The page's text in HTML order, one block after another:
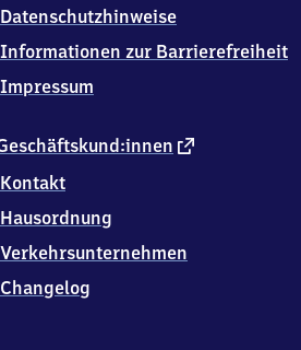
4
externer
Kontakt
Hausordnung
Verkehrsunternehmen
Changelog
Datenschutzhinweise
Informationen zur Barrierefreiheit
Impressum